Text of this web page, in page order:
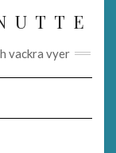
vackra vyer